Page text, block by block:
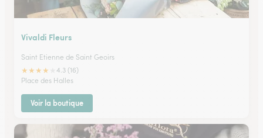
Vivaldi Fleurs
Saint Etienne de Saint Geoirs
★★★★
4.3 (16)
Place des Halles
Voir la boutique